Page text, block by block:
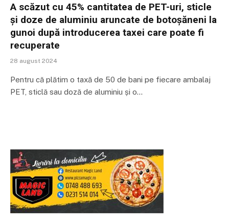
A scăzut cu 45% cantitatea de PET-uri, sticle
și doze de aluminiu aruncate de botoșăneni la
gunoi după introducerea taxei care poate fi
recuperate
28 august 2024
Pentru că plătim o taxă de 50 de bani pe fiecare ambalaj
PET, sticlă sau doză de aluminiu și o…